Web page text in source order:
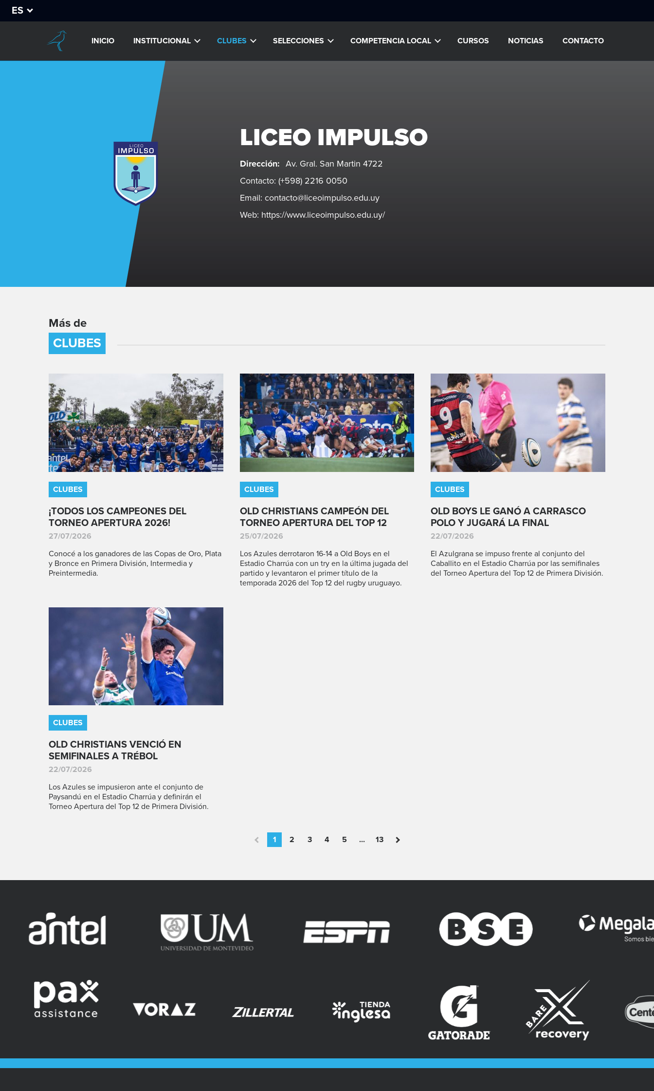
ES
INICIO INSTITUCIONAL CLUBES SELECCIONES COMPETENCIA LOCAL CURSOS NOTICIAS CONTACTO
LICEO IMPULSO
Dirección: Av. Gral. San Martin 4722
Contacto: (+598) 2216 0050
Email: contacto@liceoimpulso.edu.uy
Web: https://www.liceoimpulso.edu.uy/
Más de
CLUBES
CLUBES
¡TODOS LOS CAMPEONES DEL
TORNEO APERTURA 2026!
27/07/2026
Conocé a los ganadores de las Copas de Oro, Plata
y Bronce en Primera División, Intermedia y
Preintermedia.
CLUBES
OLD CHRISTIANS CAMPEÓN DEL
TORNEO APERTURA DEL TOP 12
25/07/2026
Los Azules derrotaron 16-14 a Old Boys en el
Estadio Charrúa con un try en la última jugada del
partido y levantaron el primer título de la
temporada 2026 del Top 12 del rugby uruguayo.
CLUBES
OLD BOYS LE GANÓ A CARRASCO
POLO Y JUGARÁ LA FINAL
22/07/2026
El Azulgrana se impuso frente al conjunto del
Caballito en el Estadio Charrúa por las semifinales
del Torneo Apertura del Top 12 de Primera División.
CLUBES
OLD CHRISTIANS VENCIÓ EN
SEMIFINALES A TRÉBOL
22/07/2026
Los Azules se impusieron ante el conjunto de
Paysandú en el Estadio Charrúa y definirán el
Torneo Apertura del Top 12 de Primera División.
1 2 3 4 5 ... 13